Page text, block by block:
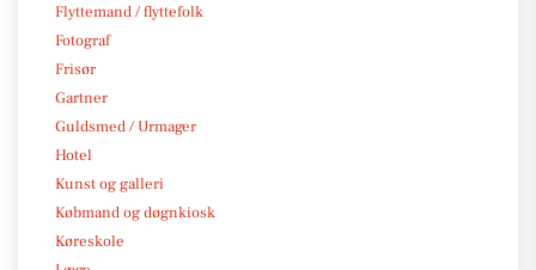
Flyttemand / flyttefolk
Fotograf
Frisør
Gartner
Guldsmed / Urmager
Hotel
Kunst og galleri
Købmand og døgnkiosk
Køreskole